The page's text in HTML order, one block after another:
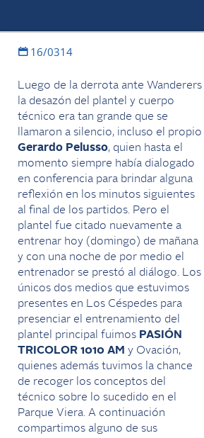
16/0314
Luego de la derrota ante Wanderers
la desazón del plantel y cuerpo
técnico era tan grande que se
llamaron a silencio, incluso el propio
Gerardo Pelusso, quien hasta el
momento siempre había dialogado
en conferencia para brindar alguna
reflexión en los minutos siguientes
al final de los partidos. Pero el
plantel fue citado nuevamente a
entrenar hoy (domingo) de mañana
y con una noche de por medio el
entrenador se prestó al diálogo. Los
únicos dos medios que estuvimos
presentes en Los Céspedes para
presenciar el entrenamiento del
plantel principal fuimos PASIÓN
TRICOLOR 1010 AM y Ovación,
quienes además tuvimos la chance
de recoger los conceptos del
técnico sobre lo sucedido en el
Parque Viera. A continuación
compartimos alguno de sus